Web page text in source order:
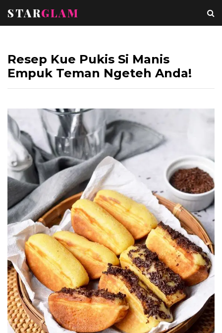
STARGLAM
Resep Kue Pukis Si Manis
Empuk Teman Ngeteh Anda!